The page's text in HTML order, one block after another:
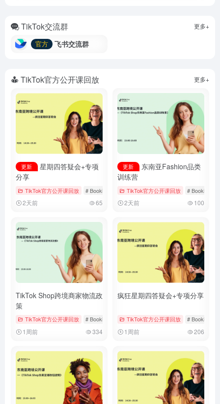
TikTok交流群 更多+
官方 飞书交流群
TikTok官方公开课回放 更多+
更新
星期四答疑会+专项
分享
TikTok官方公开课回放 # Bookings & Vouchers # tiktok # 厨房用品
2天前 65
更新
东南亚Fashion品类
训练营
TikTok官方公开课回放 # Bookings
2天前 100
TikTok Shop跨境商家物流政
策
TikTok官方公开课回放 # Bookings & Vouchers # tiktok # 厨房用品
1周前 334
疯狂星期四答疑会+专项分享
TikTok官方公开课回放 # Bookings
1周前 206